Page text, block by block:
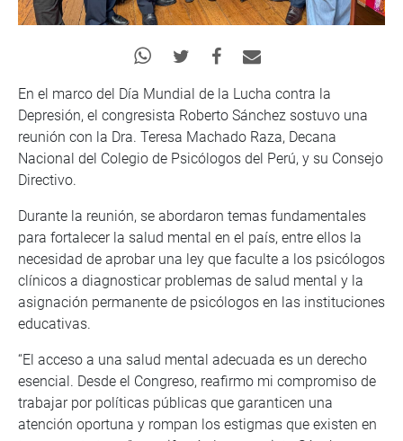
En el marco del Día Mundial de la Lucha contra la
Depresión, el congresista Roberto Sánchez sostuvo una
reunión con la Dra. Teresa Machado Raza, Decana
Nacional del Colegio de Psicólogos del Perú, y su Consejo
Directivo.
Durante la reunión, se abordaron temas fundamentales
para fortalecer la salud mental en el país, entre ellos la
necesidad de aprobar una ley que faculte a los psicólogos
clínicos a diagnosticar problemas de salud mental y la
asignación permanente de psicólogos en las instituciones
educativas.
“El acceso a una salud mental adecuada es un derecho
esencial. Desde el Congreso, reafirmo mi compromiso de
trabajar por políticas públicas que garanticen una
atención oportuna y rompan los estigmas que existen en